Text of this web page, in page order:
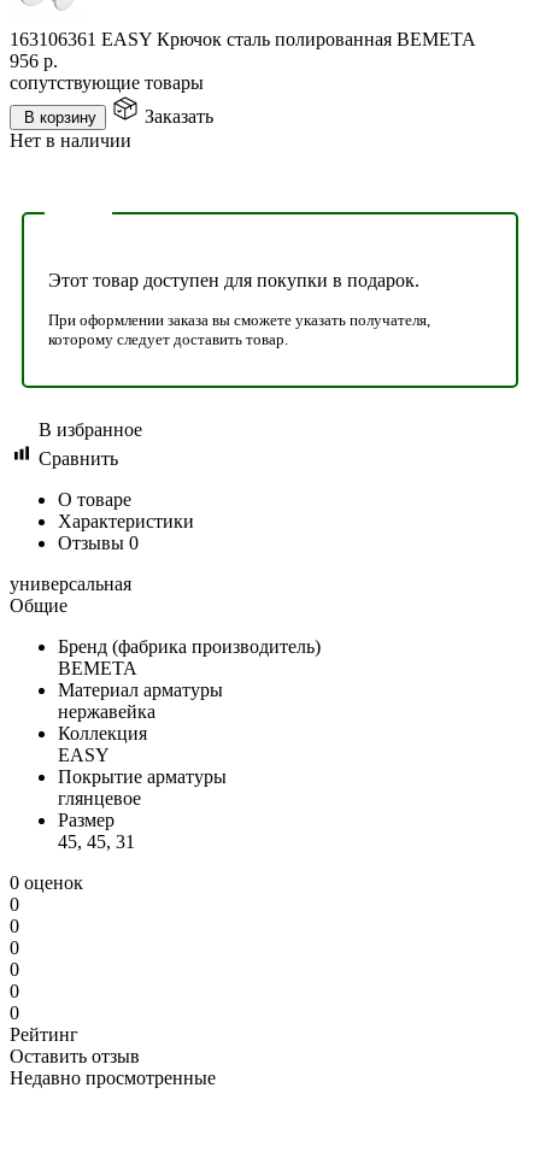
163106361 EASY Крючок сталь полированная BEMETA
956 р.
сопутствующие товары
В корзину
Заказать
Нет в наличии
Этот товар доступен для покупки в подарок.
При оформлении заказа вы сможете указать получателя,
которому следует доставить товар.
В избранное
Сравнить
О товаре
Характеристики
Отзывы 0
универсальная
Общие
Бренд (фабрика производитель)
BEMETA
Материал арматуры
нержавейка
Коллекция
EASY
Покрытие арматуры
глянцевое
Размер
45, 45, 31
0 оценок
0
0
0
0
0
0
Рейтинг
Оставить отзыв
Недавно просмотренные